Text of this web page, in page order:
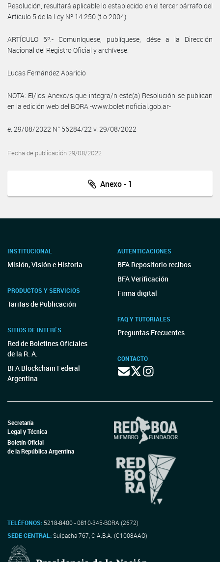
Resolución, resultará aplicable lo establecido en el tercer párrafo del
Artículo 5 de la Ley Nº 14.250 (t.o.2004).
ARTÍCULO 5º.- Comuníquese, publíquese, dése a la Dirección
Nacional del Registro Oficial y archívese.
Lucas Fernández Aparicio
NOTA: El/los Anexo/s que integra/n este(a) Resolución se publican
en la edición web del BORA -www.boletinoficial.gob.ar-
e. 29/08/2022 N° 56284/22 v. 29/08/2022
Fecha de publicación 29/08/2022
Anexo - 1
INSTITUCIONAL
Misión, Visión e Historia
PRODUCTOS Y SERVICIOS
Tarifas de Publicación
SITIOS DE INTERÉS
Red de Boletines Oficiales
de la R. A.
BFA Blockchain Federal
Argentina
AUTENTICACIONES
BFA Repositorio recibos
BFA Verificación
Firma digital
FAQ Y TUTORIALES
Preguntas Frecuentes
CONTACTO
Secretaría
Legal y Técnica
Boletín Oficial
de la República Argentina
TELÉFONOS: 5218-8400 - 0810-345-BORA (2672)
SEDE CENTRAL:Suipacha 767, C.A.B.A. (C1008AAO)